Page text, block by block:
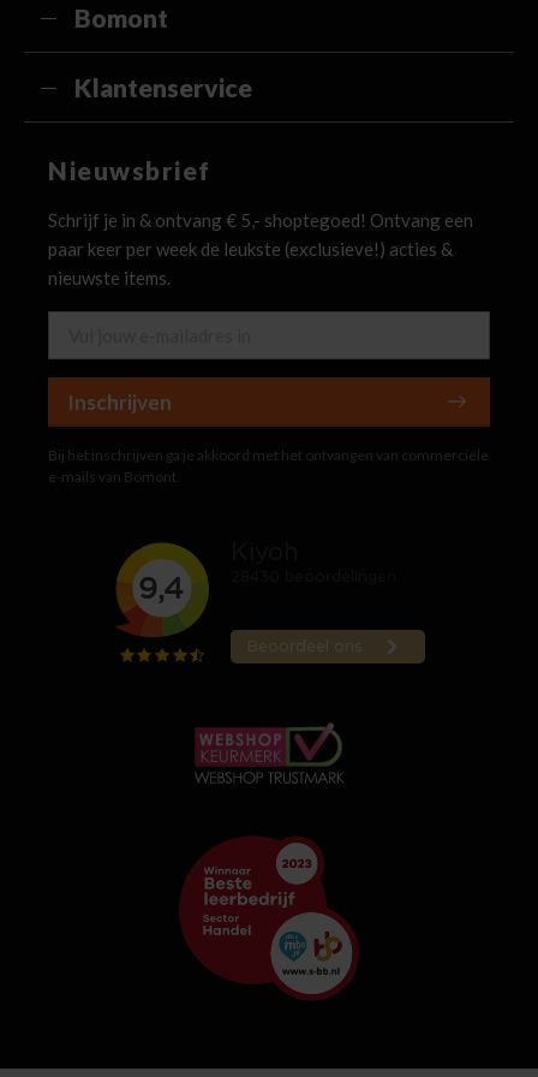
Bomont
Klantenservice
Nieuwsbrief
Schrijf je in & ontvang € 5,- shoptegoed! Ontvang een
paar keer per week de leukste (exclusieve!) acties &
nieuwste items.
Inschrijven
Bij het inschrijven ga je akkoord met het ontvangen van commerciële
e-mails van Bomont.